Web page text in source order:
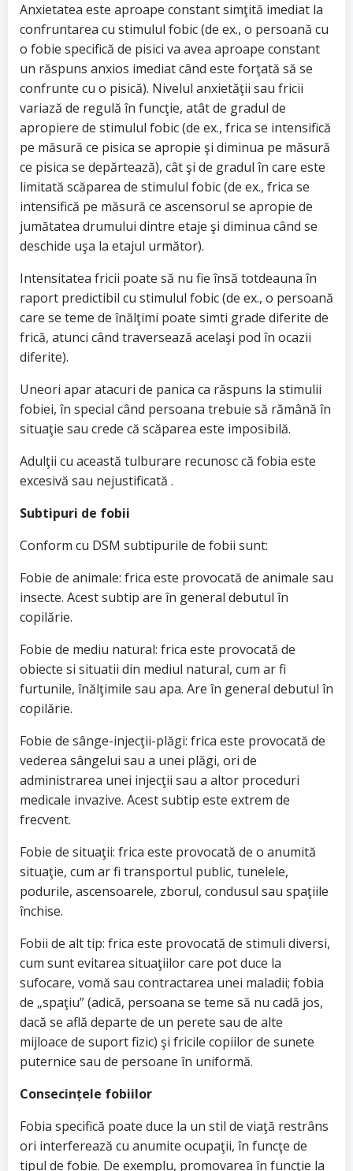
Anxietatea este aproape constant simţită imediat la
confruntarea cu stimulul fobic (de ex., o persoană cu
o fobie specifică de pisici va avea aproape constant
un răspuns anxios imediat când este forţată să se
confrunte cu o pisică). Nivelul anxietăţii sau fricii
variază de regulă în funcţie, atât de gradul de
apropiere de stimulul fobic (de ex., frica se intensifică
pe măsură ce pisica se apropie şi diminua pe măsură
ce pisica se depărtează), cât şi de gradul în care este
limitată scăparea de stimulul fobic (de ex., frica se
intensifică pe măsură ce ascensorul se apropie de
jumătatea drumului dintre etaje şi diminua când se
deschide uşa la etajul următor).
Intensitatea fricii poate să nu fie însă totdeauna în
raport predictibil cu stimulul fobic (de ex., o persoană
care se teme de înălţimi poate simti grade diferite de
frică, atunci când traversează acelaşi pod în ocazii
diferite).
Uneori apar atacuri de panica ca răspuns la stimulii
fobiei, în special când persoana trebuie să rămână în
situaţie sau crede că scăparea este imposibilă.
Adulţii cu această tulburare recunosc că fobia este
excesivă sau nejustificată .
Subtipuri de fobii
Conform cu DSM subtipurile de fobii sunt:
Fobie de animale: frica este provocată de animale sau
insecte. Acest subtip are în general debutul în
copilărie.
Fobie de mediu natural: frica este provocată de
obiecte si situatii din mediul natural, cum ar fi
furtunile, înălţimile sau apa. Are în general debutul în
copilărie.
Fobie de sânge-injecţii-plăgi: frica este provocată de
vederea sângelui sau a unei plăgi, ori de
administrarea unei injecţii sau a altor proceduri
medicale invazive. Acest subtip este extrem de
frecvent.
Fobie de situaţii: frica este provocată de o anumită
situaţie, cum ar fi transportul public, tunelele,
podurile, ascensoarele, zborul, condusul sau spaţiile
închise.
Fobii de alt tip: frica este provocată de stimuli diversi,
cum sunt evitarea situaţiilor care pot duce la
sufocare, vomă sau contractarea unei maladii; fobia
de „spaţiu” (adică, persoana se teme să nu cadă jos,
dacă se află departe de un perete sau de alte
mijloace de suport fizic) şi fricile copiilor de sunete
puternice sau de persoane în uniformă.
Consecințele fobiilor
Fobia specifică poate duce la un stil de viaţă restrâns
ori interferează cu anumite ocupaţii, în funcţe de
tipul de fobie. De exemplu, promovarea în funcţie la